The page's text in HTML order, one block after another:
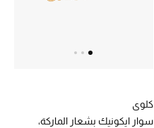
كلوي
سوار ايكونيك بشعار الماركة،